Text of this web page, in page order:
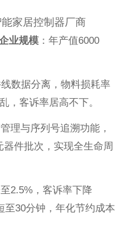
家居控制器厂商
业规模 ：年产值6000
线数据分离，物料损耗率
，客诉率居高不下。
理与序列号追溯功能，
件批次，实现全生命周
2.5%，客诉率下降
至30分钟，年化节约成本